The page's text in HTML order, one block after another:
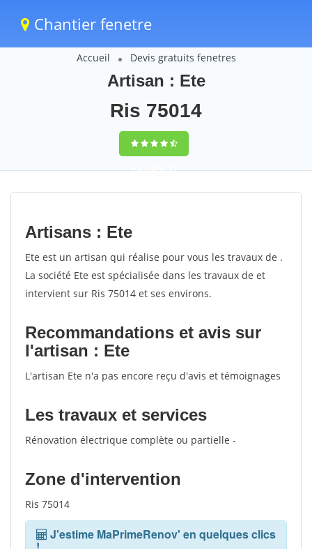
Chantier fenetre
Accueil Devis gratuits fenetres
Artisan : Ete
Ris 75014
9,5(100%)71
votes
Artisans : Ete
Ete est un artisan qui réalise pour vous les travaux de .
La société Ete est spécialisée dans les travaux de et
intervient sur Ris 75014 et ses environs.
Recommandations et avis sur
l'artisan : Ete
L'artisan Ete n'a pas encore reçu d'avis et témoignages
Les travaux et services
Rénovation électrique complète ou partielle -
Zone d'intervention
Ris 75014